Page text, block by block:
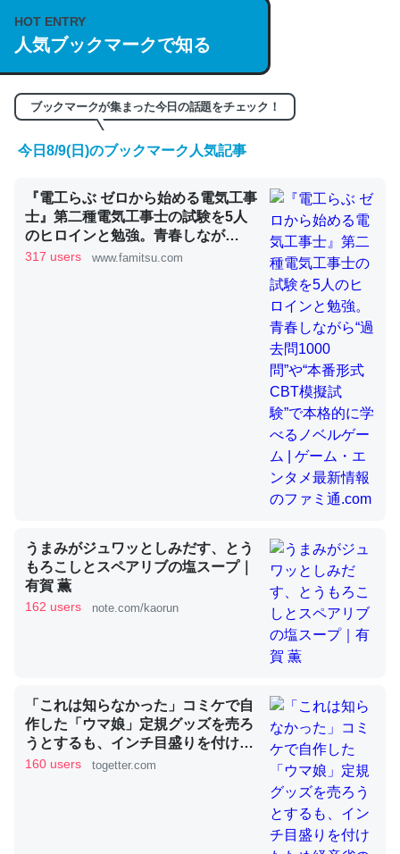
https://isobe324649.hatenablog.com/entry/2023/03/27
/064121
─GPTの仕組みと限界についての考察（１） - conceptualization
くらい。小説でいう「ずっと前の伏線」は回収されないけ
ど、短期記憶というには多い分量。進化すればするほど分
─GPTの仕組みと限界についての考察（１） - conceptualization
昆虫ってカルシウム少ないのか。知らんかった。調べたら
コオロギのカルシウム分はエビの600分の1程度。
─ニュース :: 【研究発表】昆虫学の大問題＝「昆虫はなぜ海にいな
論文では「淡水はカルシウムも酸素も不足してて両方に不
利だから両方が拮抗してるのでは」とあって面白い。海に
いる鋏角類（カブトガニ・ウミグモ）はカルシウムを使わ
ずキチンを強化してる筈だが、酵素が違うのか？
─ニュース :: 【研究発表】昆虫学の大問題＝「昆虫はなぜ海にいな
これを元に考えるとカルシウムを大量に使う脊椎動物と貝
類は苦労してるんだな…。腹足類だと殻を無くしてナメク
HOT ENTRY
人気ブックマークで知る
ブックマークが集まった今日の話題をチェック！
今日8/9(日)のブックマーク人気記事
『電工らぶ ゼロから始める電気工事
士』第二種電気工事士の試験を5人
のヒロインと勉強。青春しなが
ら“過去問1000問”や“本番形式CBT
317 users www.famitsu.com
うまみがジュワッとしみだす、とう
もろこしとスペアリブの塩スープ｜
有賀 薫
162 users note.com/kaorun
「これは知らなかった」コミケで自
作した「ウマ娘」定規グッズを売ろ
うとするも、インチ目盛りを付けた
ため経産省の規約に抵触、販売見送
160 users togetter.com